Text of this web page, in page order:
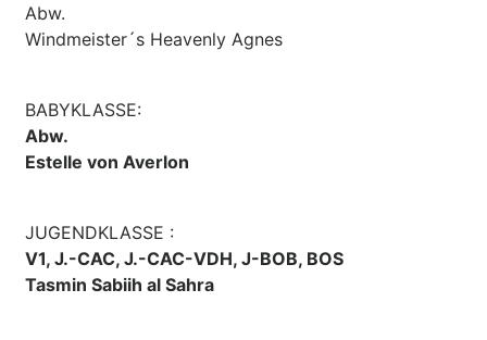
Abw.
Windmeister´s Heavenly Agnes
BABYKLASSE:
Abw.
Estelle von Averlon
JUGENDKLASSE :
V1, J.-CAC, J.-CAC-VDH, J-BOB, BOS
Tasmin Sabiih al Sahra